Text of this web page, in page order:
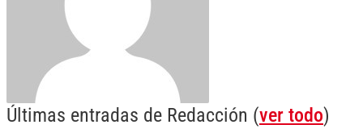
Últimas entradas de Redacción (ver todo)